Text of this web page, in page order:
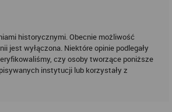
historycznymi. Obecnie możliwość
jest wyłączona. Niektóre opinie podlegały
czy osoby tworzące poniższe
instytucji lub korzystały z